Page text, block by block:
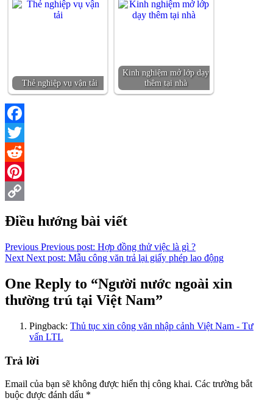
Thẻ nghiệp vụ vận tải
Kinh nghiệm mở lớp dạy
thêm tại nhà
Facebook
Twitter
Reddit
Pinterest
Điều hướng bài viết
Previous Previous post: Hợp đồng thử việc là gì ?
Next Next post: Mẫu công văn trả lại giấy phép lao động
One Reply to “Người nước ngoài xin
thường trú tại Việt Nam”
Pingback: Thủ tục xin công văn nhập cảnh Việt Nam - Tư
vấn LTL
Trả lời
Email của bạn sẽ không được hiển thị công khai. Các trường bắt
buộc được đánh dấu *